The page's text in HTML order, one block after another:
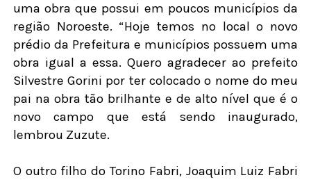
uma obra que possui em poucos municípios da
região Noroeste. “Hoje temos no local o novo
prédio da Prefeitura e municípios possuem uma
obra igual a essa. Quero agradecer ao prefeito
Silvestre Gorini por ter colocado o nome do meu
pai na obra tão brilhante e de alto nível que é o
novo campo que está sendo inaugurado,
lembrou Zuzute.
O outro filho do Torino Fabri, Joaquim Luiz Fabri